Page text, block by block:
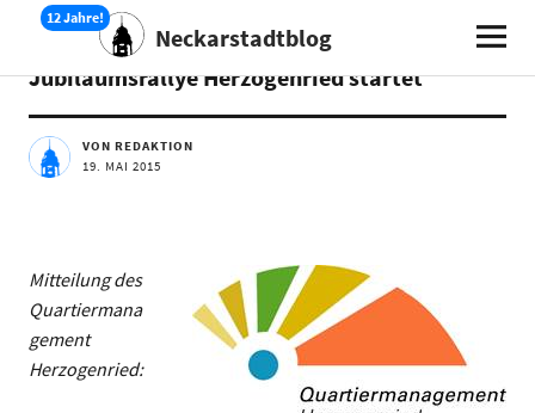
Neckarstadtblog
AKTUELLES
Jubiläumsrallye Herzogenried startet
VON REDAKTION
19. MAI 2015
Mitteilung des
Quartiermana
gement
Herzogenried: